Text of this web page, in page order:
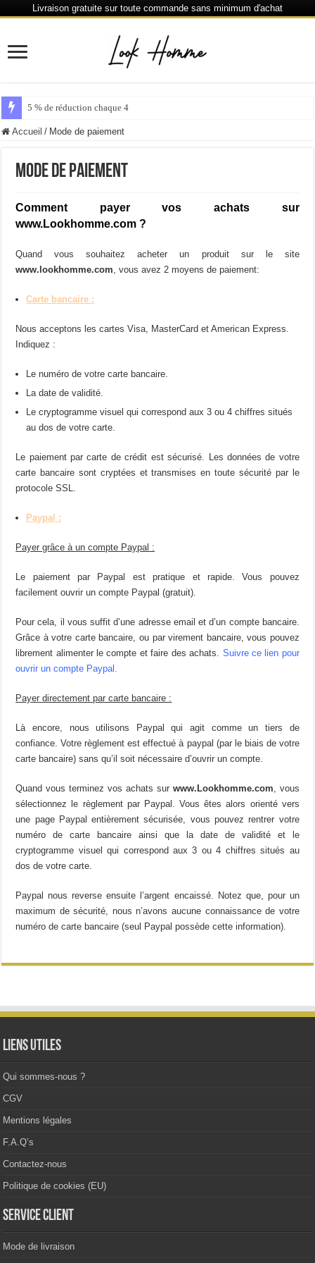
Livraison gratuite sur toute commande sans minimum d'achat
5 % de réduction chaque 40 €
Accueil / Mode de paiement
Mode de paiement
Comment payer vos achats sur
www.Lookhomme.com ?
Quand vous souhaitez acheter un produit sur le site
www.lookhomme.com, vous avez 2 moyens de paiement:
Carte bancaire :
Nous acceptons les cartes Visa, MasterCard et American Express.
Indiquez :
Le numéro de votre carte bancaire.
La date de validité.
Le cryptogramme visuel qui correspond aux 3 ou 4 chiffres situés
au dos de votre carte.
Le paiement par carte de crédit est sécurisé. Les données de votre
carte bancaire sont cryptées et transmises en toute sécurité par le
protocole SSL.
Paypal :
Payer grâce à un compte Paypal :
Le paiement par Paypal est pratique et rapide. Vous pouvez
facilement ouvrir un compte Paypal (gratuit).
Pour cela, il vous suffit d’une adresse email et d’un compte bancaire.
Grâce à votre carte bancaire, ou par virement bancaire, vous pouvez
librement alimenter le compte et faire des achats. Suivre ce lien pour
ouvrir un compte Paypal .
Payer directement par carte bancaire :
Là encore, nous utilisons Paypal qui agit comme un tiers de
confiance. Votre règlement est effectué à paypal (par le biais de votre
carte bancaire) sans qu’il soit nécessaire d’ouvrir un compte.
Quand vous terminez vos achats sur www.Lookhomme.com, vous
sélectionnez le règlement par Paypal. Vous êtes alors orienté vers
une page Paypal entièrement sécurisée, vous pouvez rentrer votre
numéro de carte bancaire ainsi que la date de validité et le
cryptogramme visuel qui correspond aux 3 ou 4 chiffres situés au
dos de votre carte.
Paypal nous reverse ensuite l’argent encaissé. Notez que, pour un
maximum de sécurité, nous n’avons aucune connaissance de votre
numéro de carte bancaire (seul Paypal possède cette information).
Liens utiles
Qui sommes-nous ?
CGV
Mentions légales
F.A.Q’s
Contactez-nous
Politique de cookies (EU)
Service client
Mode de livraison